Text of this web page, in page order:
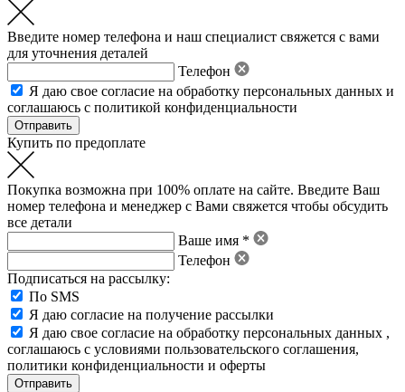
Введите номер телефона и наш специалист свяжется с вами
для уточнения деталей
Телефон
Я даю свое согласие на обработку персональных данных и
соглашаюсь с политикой конфиденциальности
Купить по предоплате
Покупка возможна при 100% оплате на сайте. Введите Ваш
номер телефона и менеджер с Вами свяжется чтобы обсудить
все детали
Ваше имя *
Телефон
Подписаться на рассылку:
По SMS
Я даю согласие на получение рассылки
Я даю свое согласие на обработку персональных данных ,
соглашаюсь с условиями пользовательского соглашения,
политики конфиденциальности и оферты